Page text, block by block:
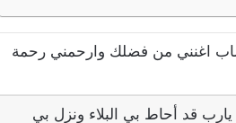
اغنني من فضلك وارحمني رحمة
قد أحاط بي البلاء ونزل بي